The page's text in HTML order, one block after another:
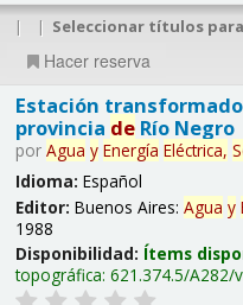
| | Seleccionar títulos
Hacer reserva
Estación
provincia deRío Negro
por Agua y Energía Eléctrica,
Idioma: Español
Editor: Buenos Aires: Agua y
1988
Disponibilidad: Ítems
topográfica: 621.374.5/A282/